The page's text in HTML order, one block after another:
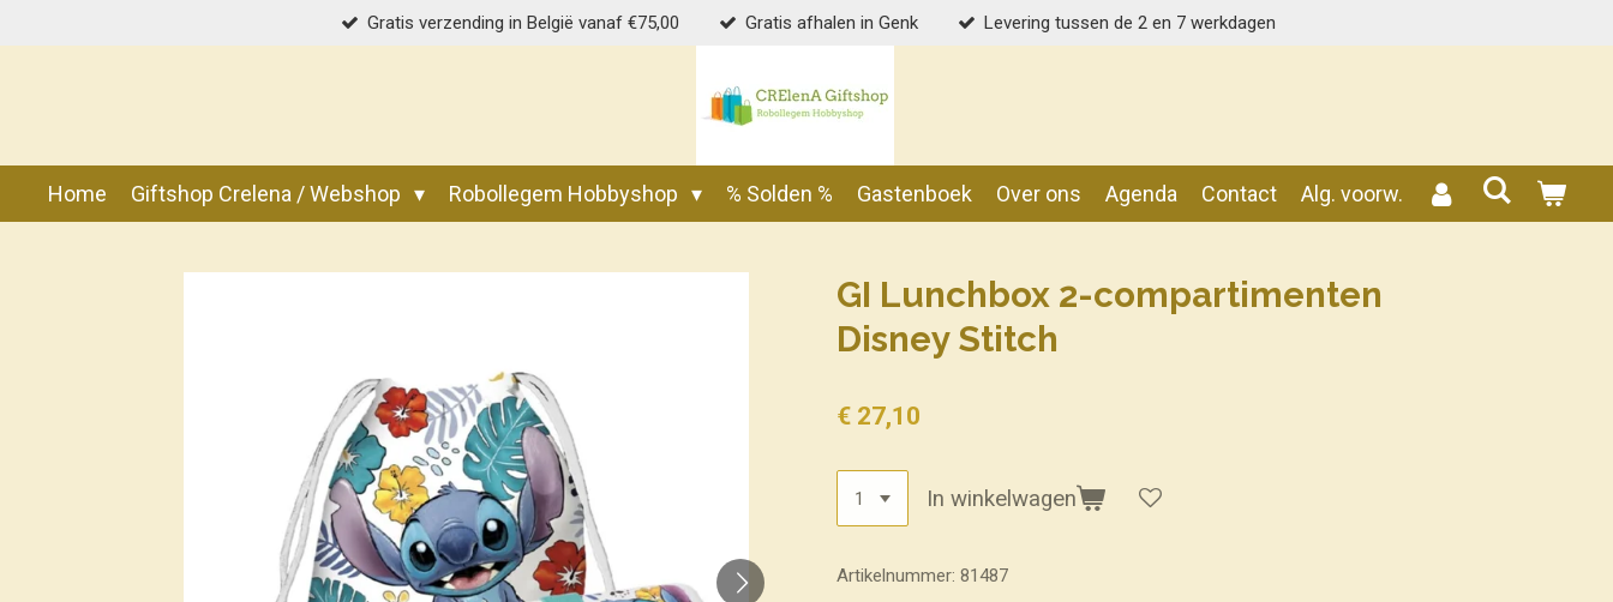
direct
Gratis verzending in België vanaf €75,00 Gratis afhalen in Genk Levering tussen de 2 en 7 werkdagen
Home Giftshop Crelena / Webshop Robollegem Hobbyshop % Solden % Gastenboek Over ons Agenda Contact Alg. voorw.
GI Lunchbox 2-compartimenten
Disney Stitch
€ 27,10
In winkelwagen
Artikelnummer: 81487